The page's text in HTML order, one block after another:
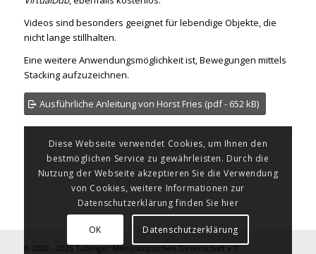
Videos sind besonders geeignet für lebendige Objekte, die
nicht lange stillhalten.
Eine weitere Anwendungsmöglichkeit ist, Bewegungen mittels
Stacking aufzuzeichnen.
Ausführliche Anleitung von Horst Fries (pdf - 652 kB)
© 2002 - 2026 Tübinger Mikroskopischen Gesellschaft e.V.
Diese Webseite verwendet Cookies, um Ihnen den
bestmöglichen Service zu gewährleisten. Durch die
Nutzung der Webseite akzeptieren Sie die Verwendung
von Cookies, weitere Informationen zur
Datenschutzerklärung finden Sie hier
OK Datenschutzerklärung